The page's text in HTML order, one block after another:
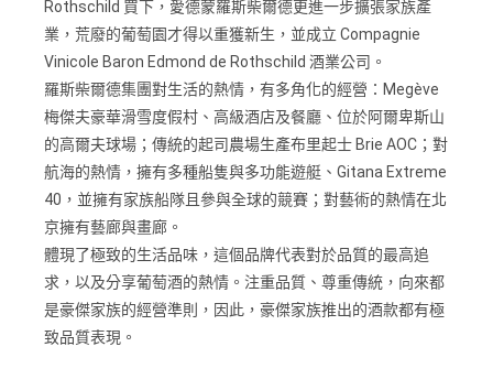
Rothschild 買下，愛德蒙羅斯柴爾德更進一步擴張家族產
業，荒廢的葡萄園才得以重獲新生，並成立 Compagnie
Vinicole Baron Edmond de Rothschild 酒業公司。
羅斯柴爾德集團對生活的熱情，有多角化的經營：Megève
梅傑夫豪華滑雪度假村、高級酒店及餐廳、位於阿爾卑斯山
的高爾夫球場；傳統的起司農場生產布里起士 Brie AOC；對
航海的熱情，擁有多種船隻與多功能遊艇、Gitana Extreme
40，並擁有家族船隊且參與全球的競賽；對藝術的熱情在北
京擁有藝廊與畫廊。
體現了極致的生活品味，這個品牌代表對於品質的最高追
求，以及分享葡萄酒的熱情。注重品質、尊重傳統，向來都
是豪傑家族的經營準則，因此，豪傑家族推出的酒款都有極
致品質表現。